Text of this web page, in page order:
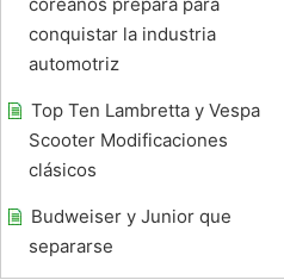
conquistar la industria
automotriz
Top Ten Lambretta y Vespa
Scooter Modificaciones
clásicos
Budweiser y Junior que
separarse